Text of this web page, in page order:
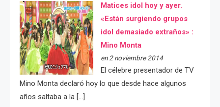
Matices idol hoy y ayer.
«Están surgiendo grupos
idol demasiado extraños» :
Mino Monta
en 2 noviembre 2014
El célebre presentador de TV
Mino Monta declaró hoy lo que desde hace algunos
años saltaba a la […]